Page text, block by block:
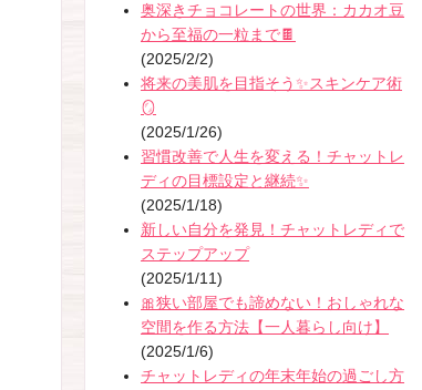
奥深きチョコレートの世界：カカオ豆
から至福の一粒まで🍫
(2025/2/2)
将来の美肌を目指そう✨スキンケア術
🪞
(2025/1/26)
習慣改善で人生を変える！チャットレ
ディの目標設定と継続✨
(2025/1/18)
新しい自分を発見！チャットレディで
ステップアップ
(2025/1/11)
🎀狭い部屋でも諦めない！おしゃれな
空間を作る方法【一人暮らし向け】
(2025/1/6)
チャットレディの年末年始の過ごし方